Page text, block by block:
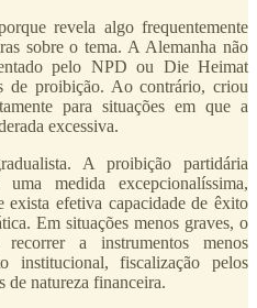
revela algo frequentemente
sobre o tema. A Alemanha não
pelo NPD ou Die Heimat
de proibição. Ao contrário, criou
para situações em que a
excessiva.
A proibição partidária
medida excepcionalíssima,
exista efetiva capacidade de êxito
Em situações menos graves, o
recorrer a instrumentos menos
institucional, fiscalização pelos
de natureza financeira.